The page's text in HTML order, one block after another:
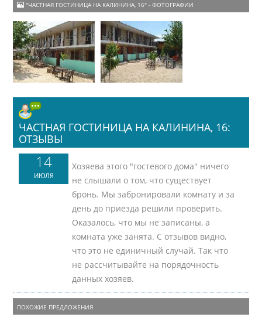
"ЧАСТНАЯ ГОСТИНИЦА НА КАЛИНИНА, 16" - ФОТОГРАФИИ
ЧАСТНАЯ ГОСТИНИЦА НА КАЛИНИНА, 16:
ОТЗЫВЫ
14
ИЮЛЯ
Хозяева этого "гостевого дома" ничего
не слышали о том, что существует
бронь. Мы забронировали комнату и за
день до приезда решили проверить.
Оказалось, что мы не записаны, а
комната уже занята. С отзывов видно,
что это не единичный случай. Так что
не рассчитывайте на порядочность
данных хозяев.
ПОХОЖИЕ ПРЕДЛОЖЕНИЯ